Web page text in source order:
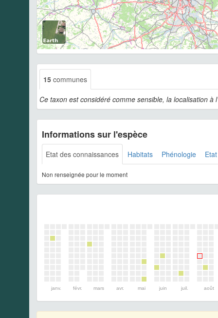
15 communes
Ce taxon est considéré comme sensible, la localisation
Informations sur l'espèce
Etat des connaissances Habitats Phénologie
Non renseignée pour le moment
janv. févr. mars avr. mai juin juil. août